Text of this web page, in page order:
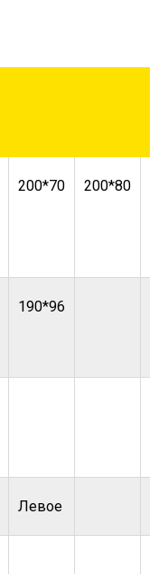
200*70 200*80
190*96
Левое